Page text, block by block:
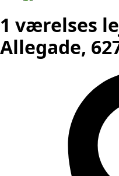
1 værelses
Allegade,